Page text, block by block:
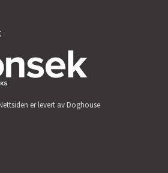
er levert av Doghouse